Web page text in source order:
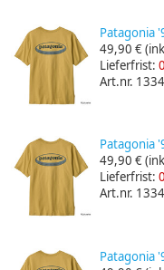
Patagonia
49,90 €
Lieferfrist:
Art.nr.
Patagonia
49,90 €
Lieferfrist:
Art.nr.
Patagonia